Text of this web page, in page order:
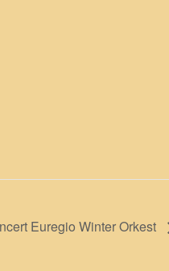
Euregio Winter Orkest